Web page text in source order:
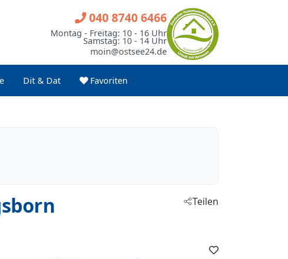
Dit & Dat Favoriten
040 8740 6466
Montag - Freitag: 10 - 16 Uhr
Samstag: 10 - 14 Uhr
moin@ostsee24.de
Teilen